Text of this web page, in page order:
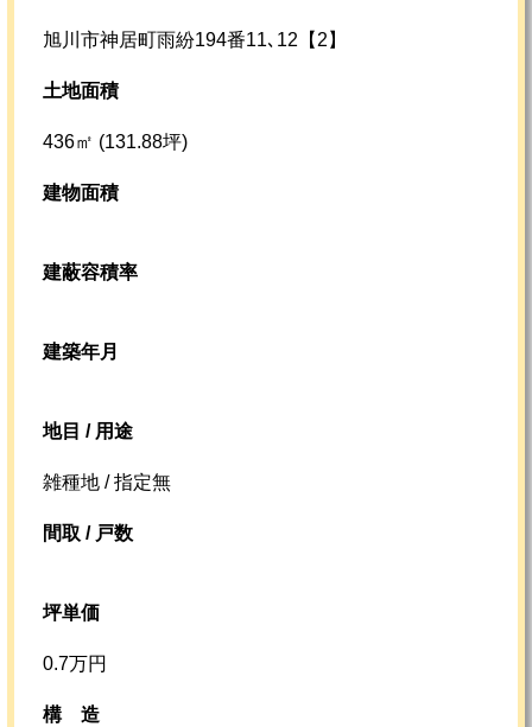
旭川市神居町雨紛194番11､12【2】
土地面積
436㎡ (131.88坪)
建物面積
建蔽容積率
建築年月
地目 / 用途
雑種地 / 指定無
間取 / 戸数
坪単価
0.7万円
構造